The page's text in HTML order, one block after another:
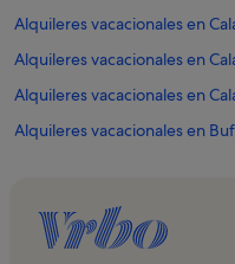
Alquileres vacacionales en
Alquileres vacacionales en
Alquileres vacacionales en
Alquileres vacacionales en
Alquileres vacacionales en
Alquileres vacacionales en